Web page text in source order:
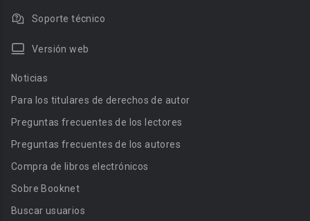
Soporte técnico
Versión web
Noticias
Para los titulares de derechos de autor
Preguntas frecuentes de los lectores
Preguntas frecuentes de los autores
Compra de libros electrónicos
Sobre Booknet
Buscar usuarios